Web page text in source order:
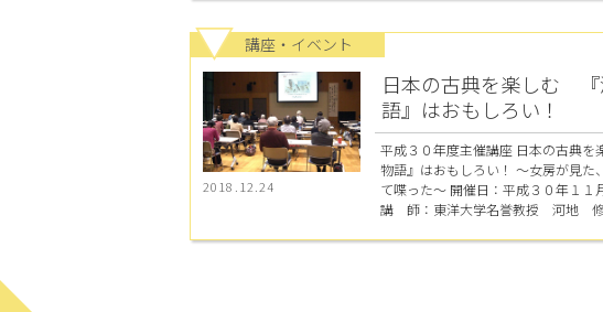
講座・イベント
2018.12.24
日本の古典を楽しむ 『
語』はおもしろい！
平成３０年度主催講座 日本の古典
物語』はおもしろい！ ～女房が見た
て喋った～ 開催日：平成３０年１１
講 師：東洋大学名誉教授 河地 修